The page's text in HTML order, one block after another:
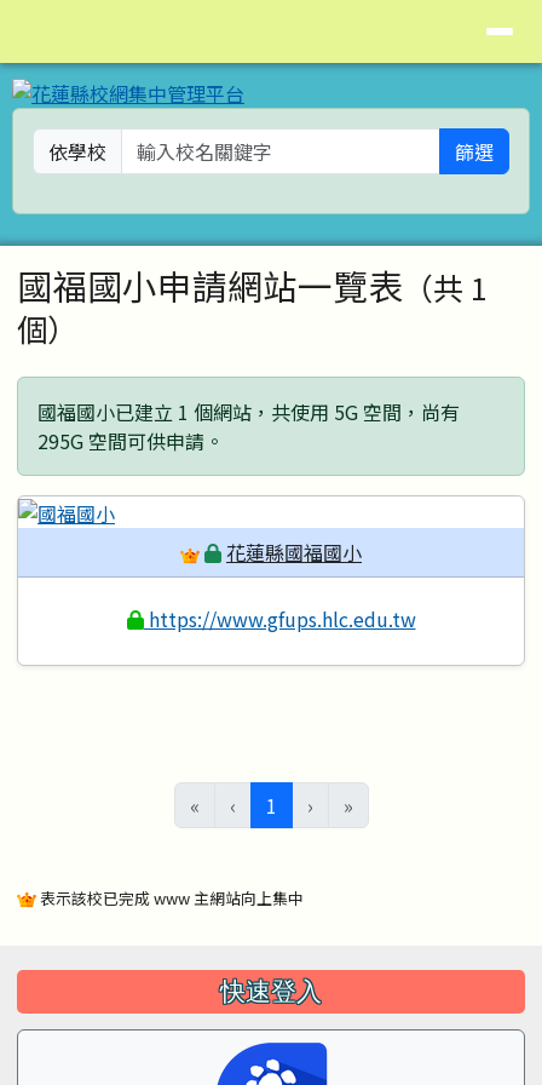
依學校 篩選
主內容區域
國福國小申請網站一覽表 （共 1
個）
國福國小已建立 1 個網站，共使用 5G 空間，尚有
295G 空間可供申請。
花蓮縣國福國小
https://www.gfups.hlc.edu.tw
« ‹ 1 (目前頁次)
› »
表示該校已完成 www 主網站向上集中
左邊區域內容 快速登入
頁尾區域